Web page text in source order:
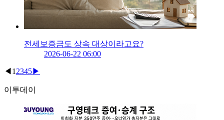
전세보증금도 상속 대상이라고요?
2026-06-22 06:00
◀ 1 2345▶
이투데이